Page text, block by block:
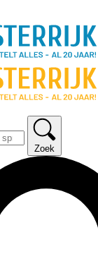
Zoek